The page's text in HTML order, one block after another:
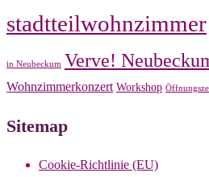
stadtteilwohnzimmer
in Neubeckum Verve!
Wohnzimmerkonzert Workshop
Sitemap
Cookie-Richtlinie (EU)